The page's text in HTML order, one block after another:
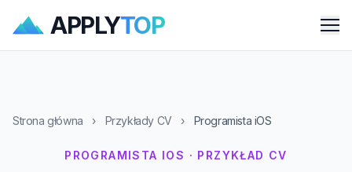
APPLYTOP
Strona główna › Przykłady CV › Programista iOS
PROGRAMISTA IOS · PRZYKŁAD CV